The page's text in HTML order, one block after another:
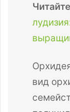
вид